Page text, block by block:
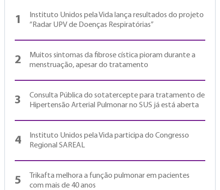
1
Instituto Unidos pela Vida lança resultados do projeto
“Radar UPV de Doenças Respiratórias”
2
Muitos sintomas da fibrose cística pioram durante a
menstruação, apesar do tratamento
3
Consulta Pública do sotatercepte para tratamento de
Hipertensão Arterial Pulmonar no SUS já está aberta
4
Instituto Unidos pela Vida participa do Congresso
Regional SAREAL
5
Trikafta melhora a função pulmonar em pacientes
com mais de 40 anos